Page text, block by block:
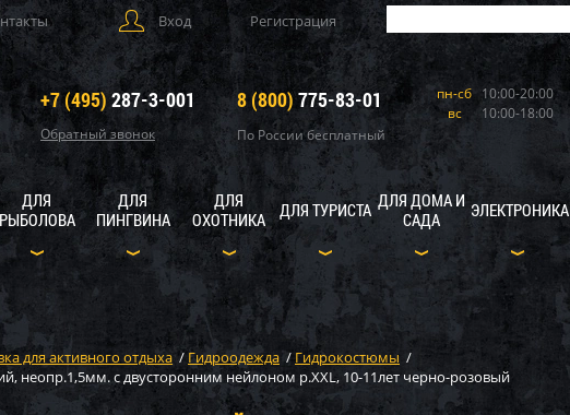
Вход Регистрация
+7 (495) 287-3-001
Обратный звонок
8 (800) 775-83-01
По России бесплатный
пн-сб 10:00-20:00
вс
10:00-18:00
ДЛЯ
РЫБОЛОВА
ДЛЯ
ПИНГВИНА
ДЛЯ
ОХОТНИКА
ДЛЯ ТУРИСТА ДЛЯ ДОМА И
САДА
ЭЛЕКТРОНИКА
для активного отдыха / Гидроодежда / Гидрокостюмы /
неопр.1,5мм. с двусторонним нейлоном р.XXL, 10-11лет черно-розовый